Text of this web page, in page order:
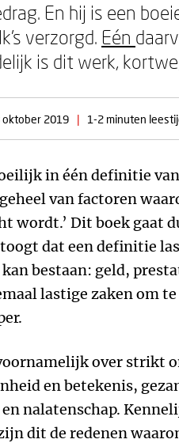
En hij is een
verzorgd. Eén
is dit werk,
oktober 2019 | 1-2 minuten
in één definitie
van factoren
wordt.’ Dit boek gaat
dat een definitie
bestaan: geld,
lastige zaken om
over strikt
en betekenis,
nalatenschap.
dit de redenen